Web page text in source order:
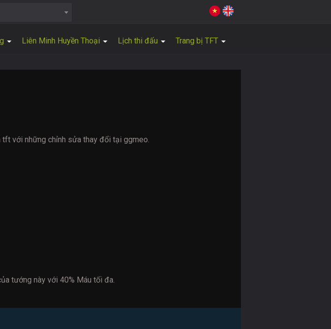
Liên Minh Huyền Thoại Lịch thi đấu Trang bị TFT
tft với những chỉnh sửa thay đổi tại ggmeo.
tướng này với 40% Máu tối đa.